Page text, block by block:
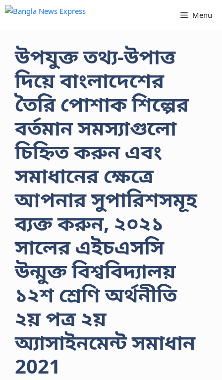
Skip
Menu
উপযুক্ত তথ্য-উপাত্ত
দিয়ে বাংলাদেশের
তৈরি পােশাক শিল্পের
বর্তমান সমস্যাগুলাে
চিহ্নিত করুন এবং
সমাধানের ক্ষেত্রে
আপনার সুপারিশসমূহ
ব্যক্ত করুন, ২০২১
সালের এইচএসসি
উন্মুক্ত বিশ্ববিদ্যালয়
১২শ শ্রেণি অর্থনীতি
২য় পত্র ২য়
অ্যাসাইনমেন্ট সমাধান
2021